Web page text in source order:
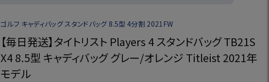
ゴルフ キャディバッグ スタンドバッグ 8.5型 4分割 2021FW
【毎日発送】タイトリスト Players 4 スタンドバッグ TB21S
X4 8.5型 キャディバッグ グレー/オレンジ Titleist 2021年
モデル